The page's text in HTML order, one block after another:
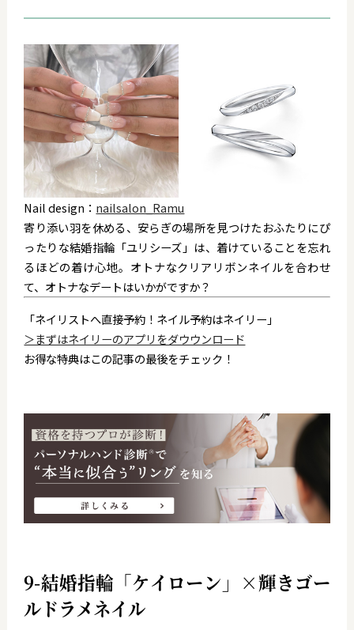
Nail design： nailsalon_Ramu
寄り添い羽を休める、安らぎの場所を見つけたおふたりにぴ
ったりな結婚指輪「ユリシーズ」は、着けていることを忘れ
るほどの着け心地。 オトナなクリアリボンネイルを合わせ
て、オトナなデートはいかがですか？
「ネイリストへ直接予約！ネイル予約はネイリー」
＞まずはネイリーのアプリをダウウンロード
お得な特典はこの記事の最後をチェック！
9-結婚指輪「ケイローン」×輝きゴー
ルドラメネイル